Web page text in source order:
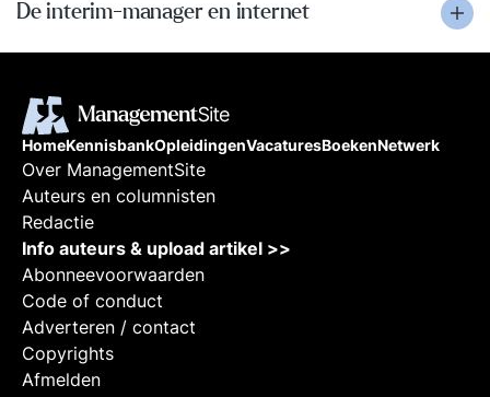
De interim-manager en internet
HomeKennisbankOpleidingenVacaturesBoekenNetwerk
Over ManagementSite
Auteurs en columnisten
Redactie
Info auteurs & upload artikel >>
Abonneevoorwaarden
Code of conduct
Adverteren / contact
Copyrights
Afmelden